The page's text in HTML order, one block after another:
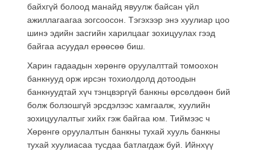
байхгүй болоод манайд явуулж байсан үйл
ажиллагаагаа зогсоосон. Тэгэхээр энэ хуулиар цоо
шинэ эдийн засгийн харилцааг зохицуулах гээд
байгаа асуудал ерөөсөө биш.
Харин гадаадын хөрөнгө оруулалттай томоохон
банкнууд орж ирсэн тохиолдолд дотоодын
банкнуудтай хүч тэнцвэргүй банкны өрсөлдөөн бий
болж болзошгүй эрсдэлээс хамгаалж, хуулийн
зохицуулалтыг хийх гэж байгаа юм. Тиймээс ч
Хөрөнгө оруулалтын банкны тухай хууль банкны
тухай хуулиасаа тусдаа батлагдаж буй . Ийнхүү